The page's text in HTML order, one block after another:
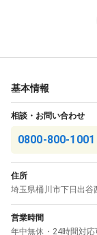
基本情報
相談・お問い合わせ
0800-800-1001
住所
埼玉県桶川市下日出谷
営業時間
年中無休・24時間対応